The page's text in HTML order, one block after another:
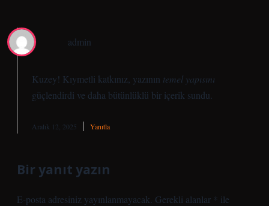
admin
Kuzey! Kıymetli katkınız, yazının temel yapısını
güçlendirdi ve daha bütünlüklü bir içerik sundu.
Aralık 12, 2025 Yanıtla
Bir yanıt yazın
E-posta adresiniz yayınlanmayacak. Gerekli alanlar * ile